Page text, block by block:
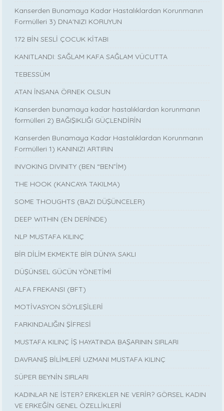
Kanserden Bunamaya Kadar Hastalıklardan Korunmanın
Formülleri 3) DNA'NIZI KORUYUN
172 BİN SESLİ ÇOCUK KİTABI
KANITLANDI: SAĞLAM KAFA SAĞLAM VÜCUTTA
TEBESSÜM
ATAN İNSANA ÖRNEK OLSUN
Kanserden bunamaya kadar hastalıklardan korunmanın
formülleri 2) BAĞIŞIKLIĞI GÜÇLENDİRİN
Kanserden Bunamaya Kadar Hastalıklardan Korunmanın
Formülleri 1) KANINIZI ARTIRIN
INVOKING DIVINITY (BEN “BEN”İM)
THE HOOK (KANCAYA TAKILMA)
SOME THOUGHTS (BAZI DÜŞÜNCELER)
DEEP WITHIN (EN DERİNDE)
NLP MUSTAFA KILINÇ
BİR DİLİM EKMEKTE BİR DÜNYA SAKLI
DÜŞÜNSEL GÜCÜN YÖNETİMİ
ALFA FREKANSI (BFT)
MOTİVASYON SÖYLEŞİLERİ
FARKINDALIĞIN ŞİFRESİ
MUSTAFA KILINÇ İŞ HAYATINDA BAŞARININ SIRLARI
DAVRANIŞ BİLİMLERİ UZMANI MUSTAFA KILINÇ
SÜPER BEYNİN SIRLARI
KADINLAR NE İSTER? ERKEKLER NE VERİR? GÖRSEL KADIN
VE ERKEĞİN GENEL ÖZELLİKLERİ